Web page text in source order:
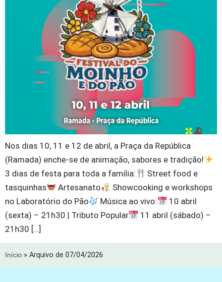
Nos dias 10, 11 e 12 de abril, a Praça da República
(Ramada) enche-se de animação, sabores e tradição!
3 dias de festa para toda a família:
Street food e
tasquinhas
Artesanato
Showcooking e workshops
no Laboratório do Pão
Música ao vivo:
10 abril
(sexta) – 21h30 | Tributo Popular
11 abril (sábado) –
21h30 […]
Início » Arquivo de 07/04/2026